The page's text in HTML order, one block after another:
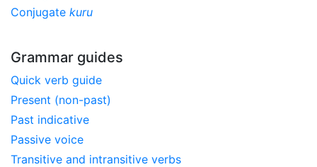
Conjugate kuru
Grammar guides
Quick verb guide
Present (non-past)
Past indicative
Passive voice
Transitive and intransitive verbs